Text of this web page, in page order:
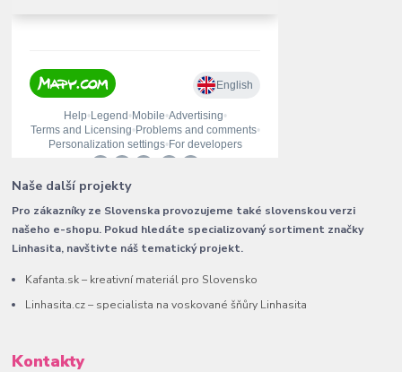
Naše další projekty
Pro zákazníky ze Slovenska provozujeme také slovenskou verzi
našeho e-shopu. Pokud hledáte specializovaný sortiment značky
Linhasita, navštivte náš tematický projekt.
Kafanta.sk – kreativní materiál pro Slovensko
Linhasita.cz – specialista na voskované šňůry Linhasita
Kontakty